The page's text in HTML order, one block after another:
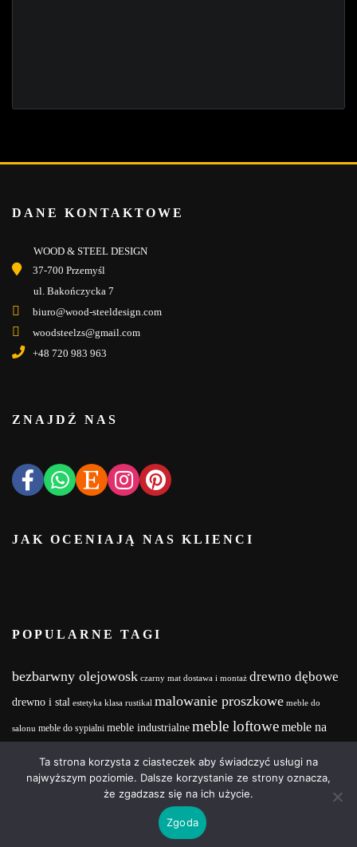
DANE KONTAKTOWE
WOOD & STEEL DESIGN
37-700 Przemyśl
ul. Bakończycka 7
biuro@wood-steeldesign.com
woodsteelzs@gmail.com
+48 720 983 963
ZNAJDŹ NAS
JAK OCENIAJĄ NAS KLIENCI
POPULARNE TAGI
bezbarwny olejowosk czarny mat dostawa i montaż drewno dębowe
drewno i stal estetyka klasa rustikal malowanie proszkowe meble do
salonu meble do sypialni meble industrialne meble loftowemeble na
Olejowosk realizacja projektu stalowe nogi wood and steel
Copyright © 2025 | Powered by Wood&Steel Design
Ta strona korzysta z ciasteczek aby świadczyć usługi na
najwyższym poziomie. Dalsze korzystanie ze strony oznacza,
że zgadzasz się na ich użycie.
Zgoda